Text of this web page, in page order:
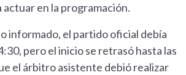
en la programación.
informado, el partido oficial debía
pero el inicio se retrasó hasta las
el árbitro asistente debió realizar